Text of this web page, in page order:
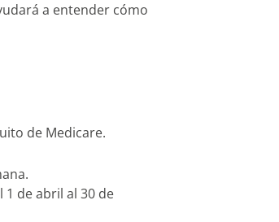
a entender cómo
de Medicare.
1 de abril al 30 de